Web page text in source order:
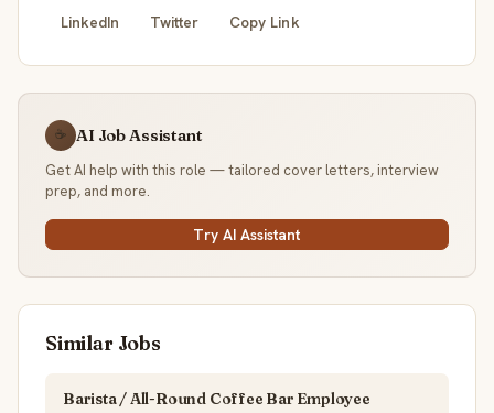
LinkedIn Twitter Copy Link
☕ AI Job Assistant
Get AI help with this role — tailored cover letters, interview
prep, and more.
Try AI Assistant
Similar Jobs
Barista / All-Round Coffee Bar Employee